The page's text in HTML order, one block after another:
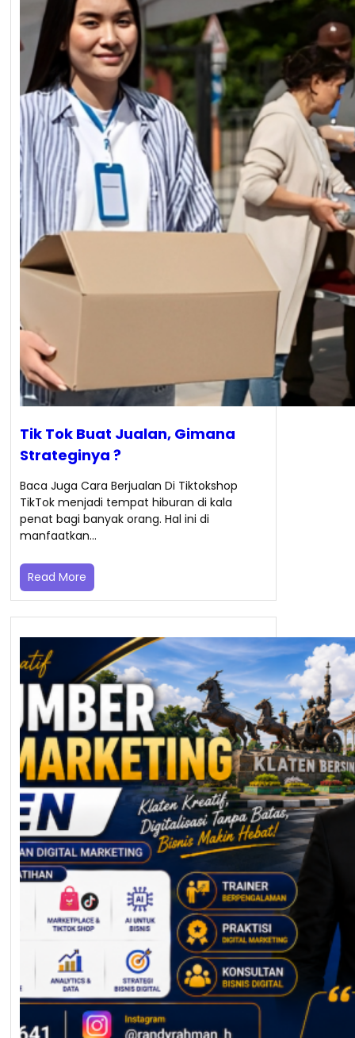
Tik Tok Buat Jualan, Gimana
Strateginya ?
Baca Juga Cara Berjualan Di Tiktokshop
TikTok menjadi tempat hiburan di kala
penat bagi banyak orang. Hal ini di
manfaatkan…
Read More